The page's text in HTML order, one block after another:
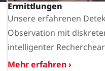
Ermittlungen
Unsere erfahrenen
Observation mit
intelligenter
Mehr erfahren ›